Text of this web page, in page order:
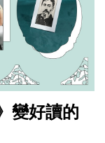
變好讀的